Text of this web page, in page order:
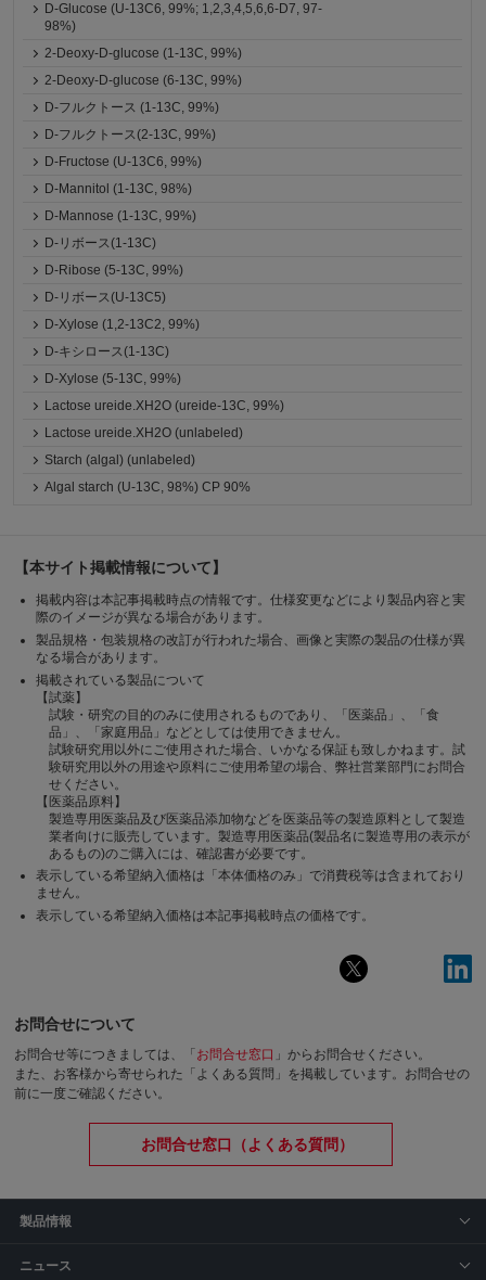
D-Glucose (U-13C6, 99%; 1,2,3,4,5,6,6-D7, 97-
98%)
2-Deoxy-D-glucose (1-13C, 99%)
2-Deoxy-D-glucose (6-13C, 99%)
D-フルクトース (1-13C, 99%)
D-フルクトース(2-13C, 99%)
D-Fructose (U-13C6, 99%)
D-Mannitol (1-13C, 98%)
D-Mannose (1-13C, 99%)
D-リボース(1-13C)
D-Ribose (5-13C, 99%)
D-リボース(U-13C5)
D-Xylose (1,2-13C2, 99%)
D-キシロース(1-13C)
D-Xylose (5-13C, 99%)
Lactose ureide.XH2O (ureide-13C, 99%)
Lactose ureide.XH2O (unlabeled)
Starch (algal) (unlabeled)
Algal starch (U-13C, 98%) CP 90%
【本サイト掲載情報について】
掲載内容は本記事掲載時点の情報です。仕様変更などにより製品内容と実
際のイメージが異なる場合があります。
製品規格・包装規格の改訂が行われた場合、画像と実際の製品の仕様が異
なる場合があります。
掲載されている製品について
【試薬】
試験・研究の目的のみに使用されるものであり、「医薬品」、「食
品」、「家庭用品」などとしては使用できません。
試験研究用以外にご使用された場合、いかなる保証も致しかねます。試
験研究用以外の用途や原料にご使用希望の場合、弊社営業部門にお問合
せください。
【医薬品原料】
製造専用医薬品及び医薬品添加物などを医薬品等の製造原料として製造
業者向けに販売しています。製造専用医薬品(製品名に製造専用の表示が
あるもの)のご購入には、確認書が必要です。
表示している希望納入価格は「本体価格のみ」で消費税等は含まれており
ません。
表示している希望納入価格は本記事掲載時点の価格です。
お問合せについて
お問合せ等につきましては、「 お問合せ窓口 」からお問合せください。
また、お客様から寄せられた「よくある質問」を掲載しています。お問合せの
前に一度ご確認ください。
お問合せ窓口（よくある質問）
製品情報
ニュース